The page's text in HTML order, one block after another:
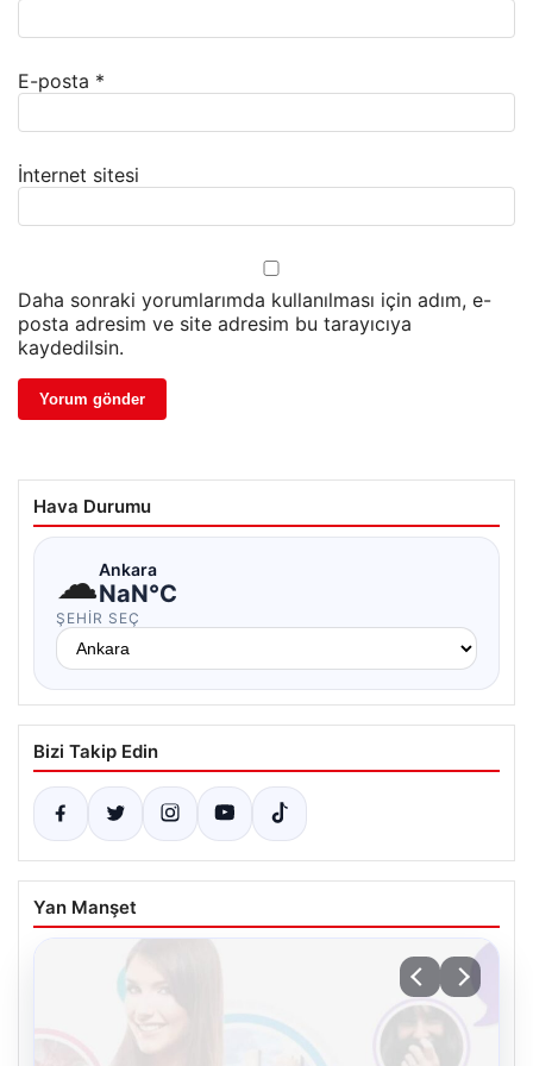
E-posta *
İnternet sitesi
Daha sonraki yorumlarımda kullanılması için adım, e-
posta adresim ve site adresim bu tarayıcıya
kaydedilsin.
Hava Durumu
☁Ankara
NaN°C
ŞEHIR SEÇ
Bizi Takip Edin
Yan Manşet